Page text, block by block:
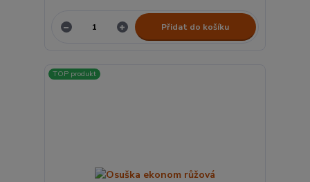
Přidat do košíku
TOP produkt